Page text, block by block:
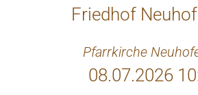
Friedhof
Pfarrkirche
08.07.2026